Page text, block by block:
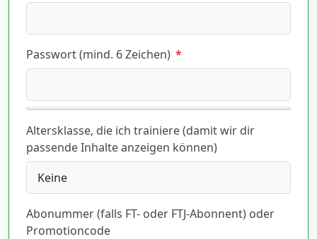
Passwort (mind. 6 Zeichen) *
Altersklasse, die ich trainiere (damit wir dir
passende Inhalte anzeigen können)
Abonummer (falls FT- oder FTJ-Abonnent) oder
Promotioncode